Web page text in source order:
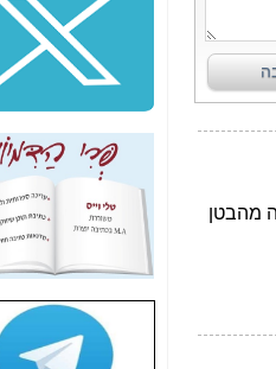
שלמה פילבר (עד
לאחרונה מנכ"ל
התקשורת) - עד
מדינה? הצחקתם
"יש אפליה
חשיפה: למה השר
משה כחלון לא
עד היום? -
כאן
חשיפת חשד
הדומה לזו של "תיק
הסלולר -
חשיפת מה שלא